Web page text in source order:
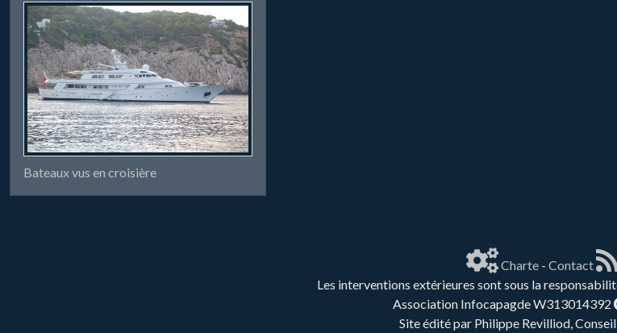
Bateaux vus en croisière
Charte- Contact
Les interventions extérieures sont sous la
Association Infocapagde W313014392
Site édité par Philippe Revilliod,